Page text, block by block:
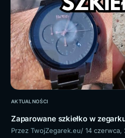
AKTUALNOŚCI
Zaparowane szkiełko w
Przez TwojZegarek.eu/ 14 czerwca,